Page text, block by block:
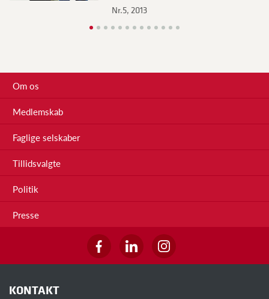
Nr.5, 2013
Om os
Medlemskab
Faglige selskaber
Tillidsvalgte
Politik
Presse
KONTAKT